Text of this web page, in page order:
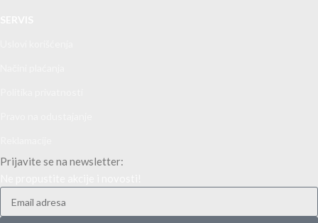
Prijavite se na newsletter: